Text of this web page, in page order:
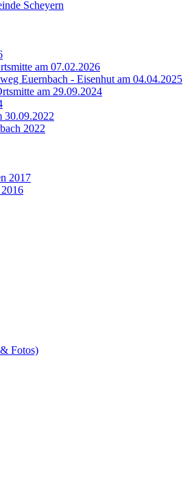
Scheyern
am 07.02.2026
Euernbach - Eisenhut am 04.04.2025
am 29.09.2024
30.09.2022
2022
2017
Fotos)